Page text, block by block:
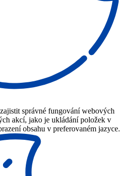
správné fungování webových
akcí, jako je ukládání položek v
obsahu v preferovaném jazyce.